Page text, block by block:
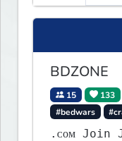
BDZONE
15 133
#bedwars
.ᴄᴏᴍ Join JOIN BUILD-EVENT